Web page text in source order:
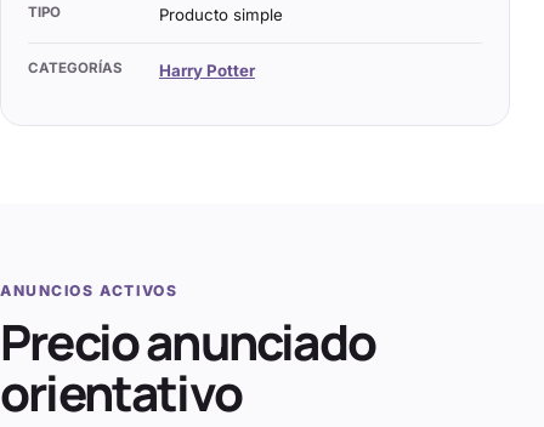
TIPO Producto simple
CATEGORÍAS Harry Potter
ANUNCIOS ACTIVOS
Precio anunciado
orientativo